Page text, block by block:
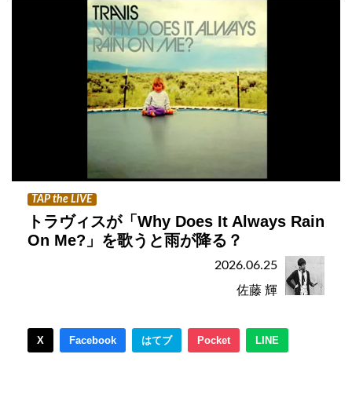
TAP the LIVE
トラヴィスが「Why Does It Always Rain
On Me?」を歌うと雨が降る？
2026.06.25
佐藤 輝
X Facebook はてブ Pocket LINE